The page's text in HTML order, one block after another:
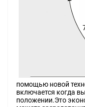
помощью новой
включается когда
положении.Это